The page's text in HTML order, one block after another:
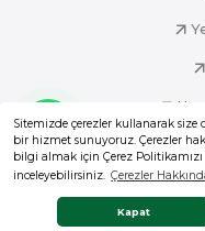
Sitemizde çerezler kullanarak size
bir hizmet sunuyoruz. Çerezler
bilgi almak için Çerez Politikamızı
inceleyebilirsiniz. Çerezler
Kapat
Whatsapp Destek
© Tüm Hakları Saklıdır.